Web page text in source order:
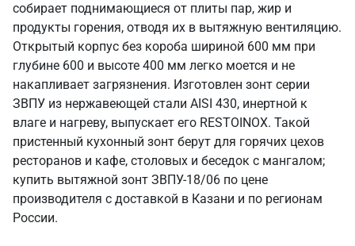
собирает поднимающиеся от плиты пар, жир и
продукты горения, отводя их в вытяжную вентиляцию.
Открытый корпус без короба шириной 600 мм при
глубине 600 и высоте 400 мм легко моется и не
накапливает загрязнения. Изготовлен зонт серии
ЗВПУ из нержавеющей стали AISI 430, инертной к
влаге и нагреву, выпускает его RESTOINOX. Такой
пристенный кухонный зонт берут для горячих цехов
ресторанов и кафе, столовых и беседок с мангалом;
купить вытяжной зонт ЗВПУ-18/06 по цене
производителя с доставкой в Казани и по регионам
России.